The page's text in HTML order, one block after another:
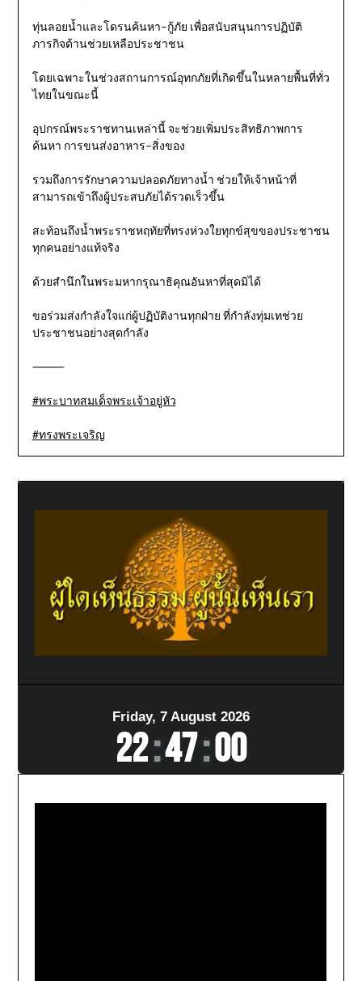
ทุ่นลอยน้ำและโดรนค้นหา–กู้ภัย เพื่อสนับสนุนการปฏิบัติ
ภารกิจด้านช่วยเหลือประชาชน
โดยเฉพาะในช่วงสถานการณ์อุทกภัยที่เกิดขึ้นในหลายพื้นที่ทั่ว
ไทยในขณะนี้
อุปกรณ์พระราชทานเหล่านี้ จะช่วยเพิ่มประสิทธิภาพการ
ค้นหา การขนส่งอาหาร–สิ่งของ
รวมถึงการรักษาความปลอดภัยทางน้ำ ช่วยให้เจ้าหน้าที่
สามารถเข้าถึงผู้ประสบภัยได้รวดเร็วขึ้น
สะท้อนถึงน้ำพระราชหฤทัยที่ทรงห่วงใยทุกข์สุขของประชาชน
ทุกคนอย่างแท้จริง
ด้วยสำนึกในพระมหากรุณาธิคุณอันหาที่สุดมิได้
ขอร่วมส่งกำลังใจแก่ผู้ปฏิบัติงานทุกฝ่าย ที่กำลังทุ่มเทช่วย
ประชาชนอย่างสุดกำลัง
⸻
#พระบาทสมเด็จพระเจ้าอยู่หัว
#ทรงพระเจริญ
Friday, 7 August 2026
22:47:02